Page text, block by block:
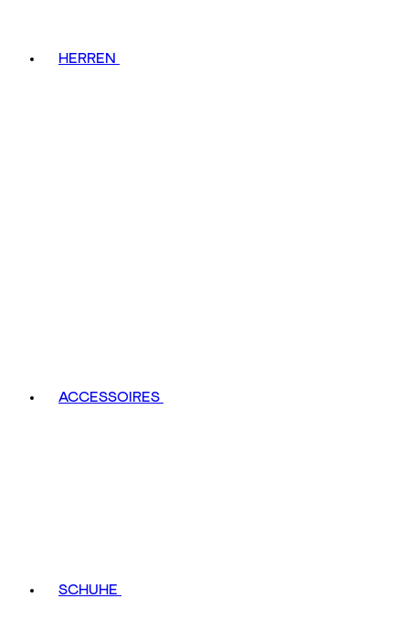
HERREN
ACCESSOIRES
SCHUHE